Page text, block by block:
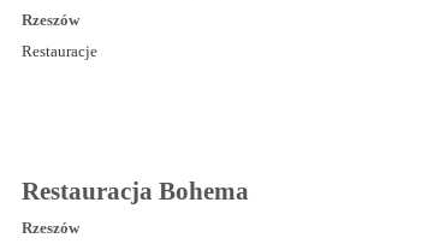
Rzeszów
Restauracje
Restauracja Bohema
Rzeszów